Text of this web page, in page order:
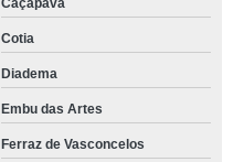
Caçapava
Cotia
Diadema
Embu das Artes
Ferraz de Vasconcelos